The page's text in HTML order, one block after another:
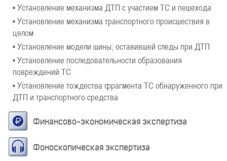
• Установление механизма ДТП с участием ТС и пешехода
• Установление механизма транспортного происшествия в
целом
• Установление модели шины, оставившей следы при ДТП
• Установление последовательности образования
повреждений ТС
• Установление тождества фрагмента ТС обнаруженного при
ДТП и транспортного средства
Финансово-экономическая экспертиза
Фоноскопическая экспертиза